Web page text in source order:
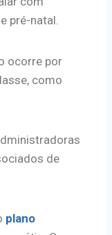
pré-natal.
ocorre por
como
de
plano